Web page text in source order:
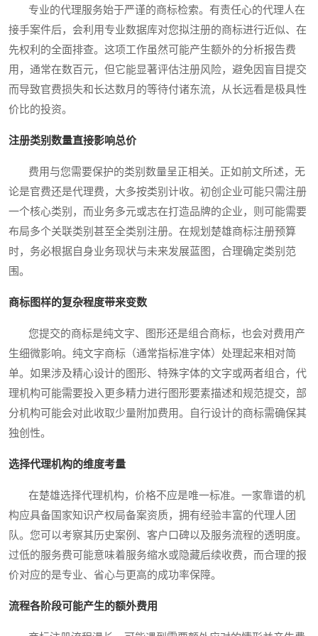
专业的代理服务始于严谨的商标检索。有责任心的代理人在
接手案件后，会利用专业数据库对您拟注册的商标进行近似、在
先权利的全面排查。这项工作虽然可能产生额外的分析报告费
用，通常在数百元，但它能显著评估注册风险，避免因盲目提交
而导致官费损失和长达数月的等待付诸东流，从长远看是极具性
价比的投资。
注册类别数量直接影响总价
费用与您需要保护的类别数量呈正相关。正如前文所述，无
论是官费还是代理费，大多按类别计收。初创企业可能只需注册
一个核心类别，而业务多元或志在打造品牌的企业，则可能需要
布局多个关联类别甚至全类别注册。在规划楚雄商标注册预算
时，务必根据自身业务现状与未来发展蓝图，合理确定类别范
围。
商标图样的复杂程度带来变数
您提交的商标是纯文字、图形还是组合商标，也会对费用产
生细微影响。纯文字商标（通常指标准字体）处理起来相对简
单。如果涉及精心设计的图形、特殊字体的文字或两者组合，代
理机构可能需要投入更多精力进行图形要素描述和规范提交，部
分机构可能会对此收取少量附加费用。自行设计的商标需确保其
独创性。
选择代理机构的维度考量
在楚雄选择代理机构，价格不应是唯一标准。一家靠谱的机
构应具备国家知识产权局备案资质，拥有经验丰富的代理人团
队。您可以考察其历史案例、客户口碑以及服务流程的透明度。
过低的服务费可能意味着服务缩水或隐藏后续收费，而合理的报
价对应的是专业、省心与更高的成功率保障。
流程各阶段可能产生的额外费用